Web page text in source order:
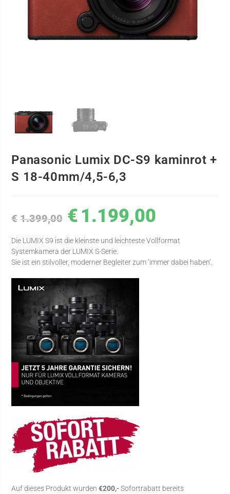
Panasonic Lumix DC-S9 kaminrot +
S 18-40mm/4,5-6,3
€ 1.399,00 € 1.199,00
Die LUMIX S9 ist die kleinste und leichteste Vollformat
Systemkamera der LUMIX S-Serie.
Sie ist ein stilvoller, moderner Begleiter zum ‘immer dabei haben’.
Auf dieses Produkt wurden€200,-Sofortrabatt bereits